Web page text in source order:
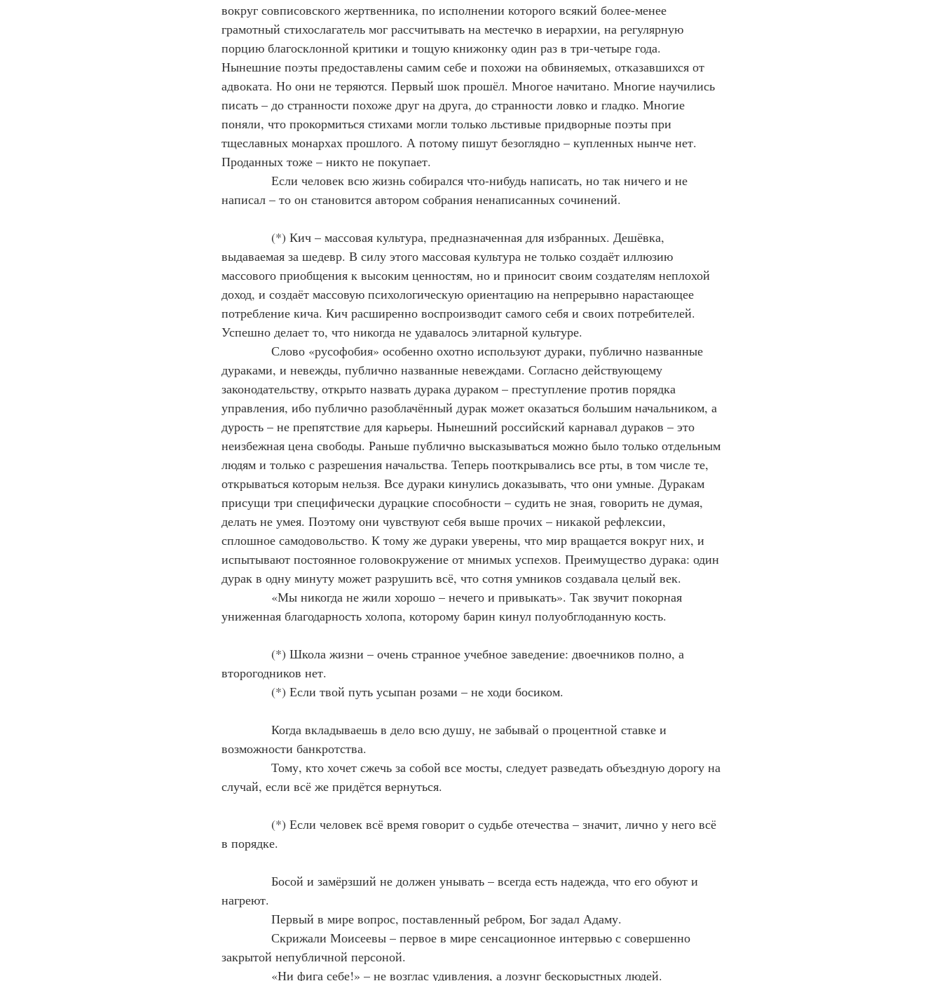
вокруг совписовского жертвенника, по исполнении которого всякий более-менее
грамотный стихослагатель мог рассчитывать на местечко в иерархии, на регулярную
порцию благосклонной критики и тощую книжонку один раз в три-четыре года.
Нынешние поэты предоставлены самим себе и похожи на обвиняемых, отказавшихся от
адвоката. Но они не теряются. Первый шок прошёл. Многое начитано. Многие научились
писать – до странности похоже друг на друга, до странности ловко и гладко. Многие
поняли, что прокормиться стихами могли только льстивые придворные поэты при
тщеславных монархах прошлого. А потому пишут безоглядно – купленных нынче нет.
Проданных тоже – никто не покупает.
Если человек всю жизнь собирался что-нибудь написать, но так ничего и не
написал – то он становится автором собрания ненаписанных сочинений.
(*) Кич – массовая культура, предназначенная для избранных. Дешёвка,
выдаваемая за шедевр. В силу этого массовая культура не только создаёт иллюзию
массового приобщения к высоким ценностям, но и приносит своим создателям неплохой
доход, и создаёт массовую психологическую ориентацию на непрерывно нарастающее
потребление кича. Кич расширенно воспроизводит самого себя и своих потребителей.
Успешно делает то, что никогда не удавалось элитарной культуре.
Слово «русофобия» особенно охотно используют дураки, публично названные
дураками, и невежды, публично названные невеждами. Согласно действующему
законодательству, открыто назвать дурака дураком – преступление против порядка
управления, ибо публично разоблачённый дурак может оказаться большим начальником, а
дурость – не препятствие для карьеры. Нынешний российский карнавал дураков – это
неизбежная цена свободы. Раньше публично высказываться можно было только отдельным
людям и только с разрешения начальства. Теперь пооткрывались все рты, в том числе те,
открываться которым нельзя. Все дураки кинулись доказывать, что они умные. Дуракам
присущи три специфически дурацкие способности – судить не зная, говорить не думая,
делать не умея. Поэтому они чувствуют себя выше прочих – никакой рефлексии,
сплошное самодовольство. К тому же дураки уверены, что мир вращается вокруг них, и
испытывают постоянное головокружение от мнимых успехов. Преимущество дурака: один
дурак в одну минуту может разрушить всё, что сотня умников создавала целый век.
«Мы никогда не жили хорошо – нечего и привыкать». Так звучит покорная
униженная благодарность холопа, которому барин кинул полуобглоданную кость.
(*) Школа жизни – очень странное учебное заведение: двоечников полно, а
второгодников нет.
(*) Если твой путь усыпан розами – не ходи босиком.
Когда вкладываешь в дело всю душу, не забывай о процентной ставке и
возможности банкротства.
Тому, кто хочет сжечь за собой все мосты, следует разведать объездную дорогу на
случай, если всё же придётся вернуться.
(*) Если человек всё время говорит о судьбе отечества – значит, лично у него всё
в порядке.
Босой и замёрзший не должен унывать – всегда есть надежда, что его обуют и
нагреют.
Первый в мире вопрос, поставленный ребром, Бог задал Адаму.
Скрижали Моисеевы – первое в мире сенсационное интервью с совершенно
закрытой непубличной персоной.
«Ни фига себе!» – не возглас удивления, а лозунг бескорыстных людей.